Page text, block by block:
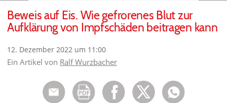
Beweis auf Eis. Wie gefrorenes Blut zur
Aufklärung von Impfschäden beitragen kann
12. Dezember 2022 um 11:00
Ein Artikel von Ralf Wurzbacher